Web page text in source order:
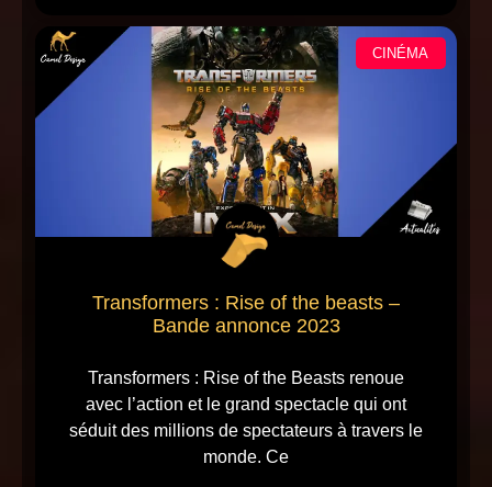
CINÉMA
Transformers : Rise of the beasts –
Bande annonce 2023
Transformers : Rise of the Beasts renoue
avec l’action et le grand spectacle qui ont
séduit des millions de spectateurs à travers le
monde. Ce